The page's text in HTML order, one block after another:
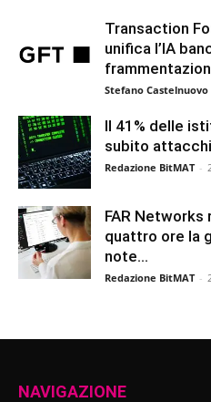
Transaction
unifica l’IA
Stefano Castelnuovo
Il 41% delle
subito
Redazione BitMAT -
FAR Networks
quattro ore la
note...
Redazione BitMAT -
NAVIGAZIONE